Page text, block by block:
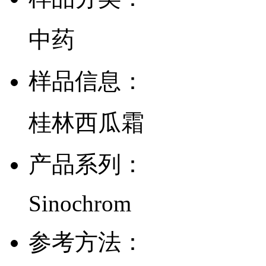
中药
样品信息：
桂林西瓜霜
产品系列：
Sinochrom
参考方法：